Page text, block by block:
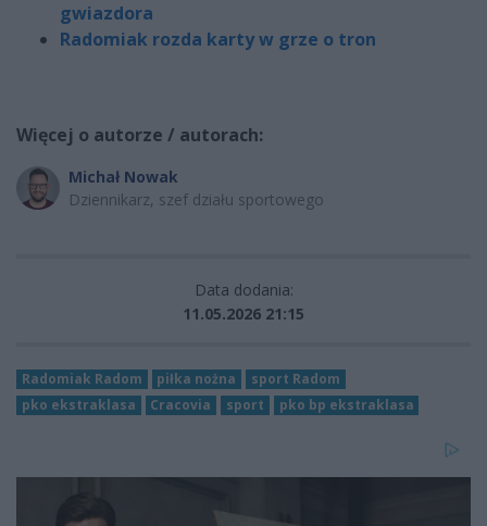
gwiazdora
Radomiak rozda karty w grze o tron
Więcej o autorze / autorach:
Michał Nowak
Dziennikarz, szef działu sportowego
Data dodania:
11.05.2026 21:15
Radomiak Radom piłka nożna
sport Radom
pko ekstraklasa
Cracovia sport pko bp ekstraklasa